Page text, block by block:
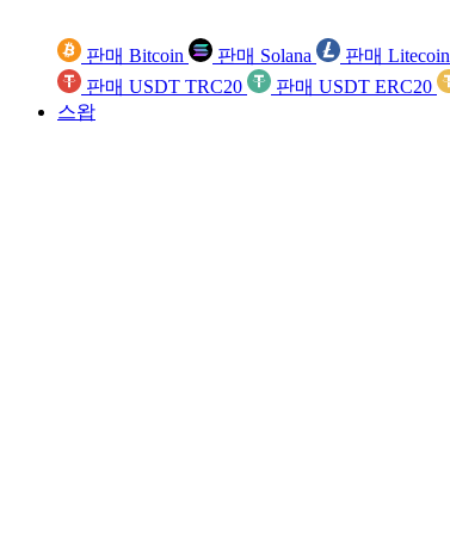
판매 Bitcoin 판매 Solana 판매 Litecoin
판매 USDT TRC20
판매 USDT ERC20
스왑